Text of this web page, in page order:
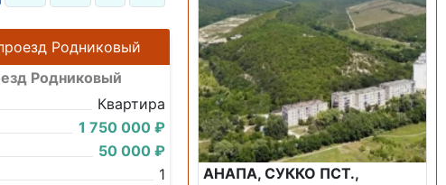
Родниковый
Родниковый
Квартира
1 750 000 ₽
50 000 ₽
1
АНАПА, СУККО ПСТ.,